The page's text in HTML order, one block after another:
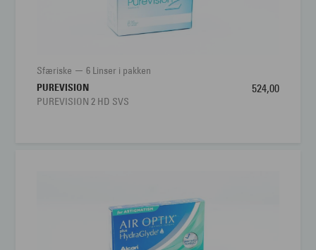
Sfæriske
6 Linser i pakken
PUREVISION
PUREVISION 2 HD SVS
524,00